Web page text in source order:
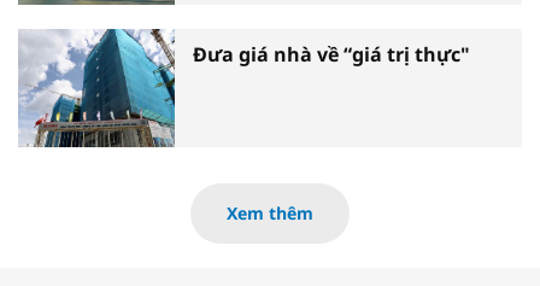
Đưa giá nhà về “giá trị thực"
Xem thêm